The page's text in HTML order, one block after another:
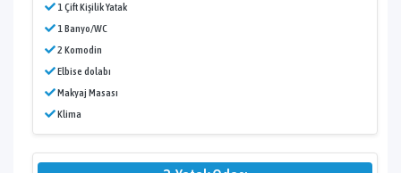
1 Çift Kişilik Yatak
1 Banyo/WC
2 Komodin
Elbise dolabı
Makyaj Masası
Klima